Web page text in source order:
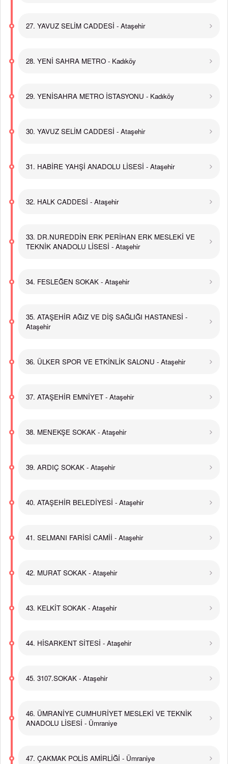
27. YAVUZ SELİM CADDESİ - Ataşehir
28. YENİ SAHRA METRO - Kadıköy
29. YENİSAHRA METRO İSTASYONU - Kadıköy
30. YAVUZ SELİM CADDESİ - Ataşehir
31. HABİRE YAHŞİ ANADOLU LİSESİ - Ataşehir
32. HALK CADDESİ - Ataşehir
33. DR.NUREDDİN ERK PERİHAN ERK MESLEKİ VE
TEKNİK ANADOLU LİSESİ - Ataşehir
34. FESLEĞEN SOKAK - Ataşehir
35. ATAŞEHİR AĞIZ VE DİŞ SAĞLIĞI HASTANESİ -
Ataşehir
36. ÜLKER SPOR VE ETKİNLİK SALONU - Ataşehir
37. ATAŞEHİR EMNİYET - Ataşehir
38. MENEKŞE SOKAK - Ataşehir
39. ARDIÇ SOKAK - Ataşehir
40. ATAŞEHİR BELEDİYESİ - Ataşehir
41. SELMANI FARİSİ CAMİİ - Ataşehir
42. MURAT SOKAK - Ataşehir
43. KELKİT SOKAK - Ataşehir
44. HİSARKENT SİTESİ - Ataşehir
45. 3107.SOKAK - Ataşehir
46. ÜMRANİYE CUMHURİYET MESLEKİ VE TEKNİK
ANADOLU LİSESİ - Ümraniye
47. ÇAKMAK POLİS AMİRLİĞİ - Ümraniye